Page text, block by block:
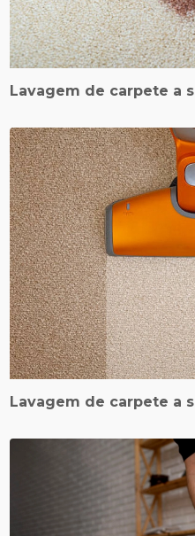
Lavagem de carpete a
Lavagem de carpete a